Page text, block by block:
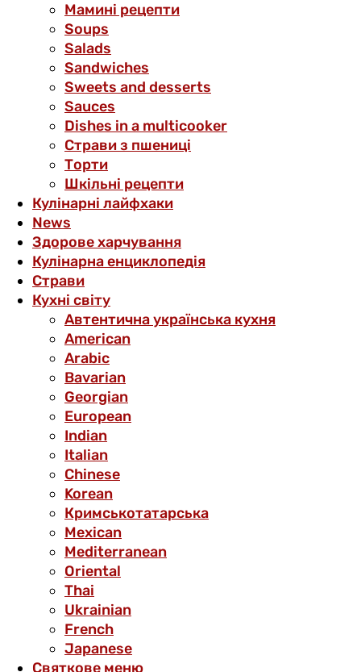
Мамині рецепти
Soups
Salads
Sandwiches
Sweets and desserts
Sauces
Dishes in a multicooker
Страви з пшениці
Торти
Шкільні рецепти
Кулінарні лайфхаки
News
Здорове харчування
Кулінарна енциклопедія
Страви
Кухні світу
Автентична українська кухня
American
Arabic
Bavarian
Georgian
European
Indian
Italian
Chinese
Korean
Кримськотатарська
Mexican
Mediterranean
Oriental
Thai
Ukrainian
French
Japanese
Святкове меню